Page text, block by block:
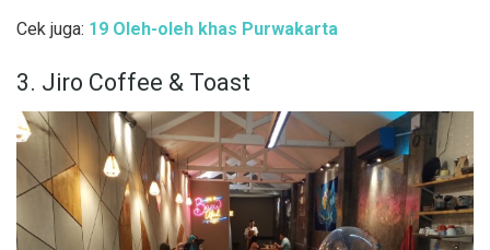
Cek juga: 19 Oleh-oleh khas Purwakarta
3. Jiro Coffee & Toast